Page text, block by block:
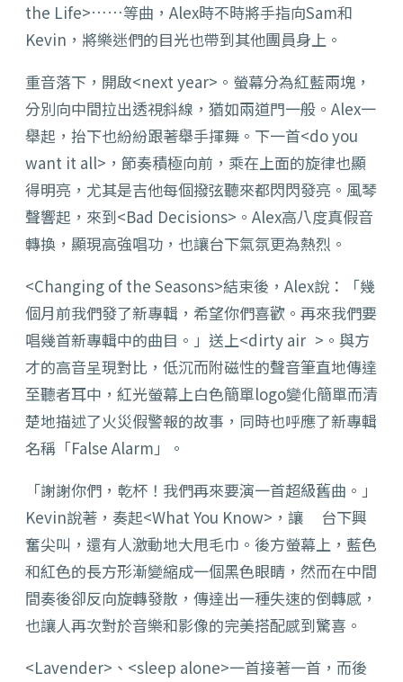
the Life>……等曲，Alex時不時將手指向Sam和
Kevin，將樂迷們的目光也帶到其他團員身上。
重音落下，開啟<next year>。螢幕分為紅藍兩塊，
分別向中間拉出透視斜線，猶如兩道門一般。Alex一
舉起，抬下也紛紛跟著舉手揮舞。下一首<do you
want it all>，節奏積極向前，乘在上面的旋律也顯
得明亮，尤其是吉他每個撥弦聽來都閃閃發亮。風琴
聲響起，來到<Bad Decisions>。Alex高八度真假音
轉換，顯現高強唱功，也讓台下氣氛更為熱烈。
<Changing of the Seasons>結束後，Alex說：「幾
個月前我們發了新專輯，希望你們喜歡。再來我們要
唱幾首新專輯中的曲目。」送上<dirty air >。與方
才的高音呈現對比，低沉而附磁性的聲音筆直地傳達
至聽者耳中，紅光螢幕上白色簡單logo變化簡單而清
楚地描述了火災假警報的故事，同時也呼應了新專輯
名稱「False Alarm」。
「謝謝你們，乾杯！我們再來要演一首超級舊曲。」
Kevin說著，奏起<What You Know>，讓 台下興
奮尖叫，還有人激動地大甩毛巾。後方螢幕上，藍色
和紅色的長方形漸變縮成一個黑色眼睛，然而在中間
間奏後卻反向旋轉發散，傳達出一種失速的倒轉感，
也讓人再次對於音樂和影像的完美搭配感到驚喜。
<Lavender>、<sleep alone>一首接著一首，而後